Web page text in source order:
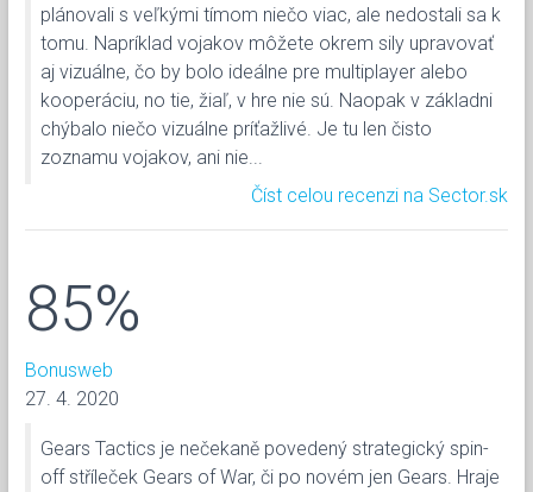
plánovali s veľkými tímom niečo viac, ale nedostali sa k
tomu. Napríklad vojakov môžete okrem sily upravovať
aj vizuálne, čo by bolo ideálne pre multiplayer alebo
kooperáciu, no tie, žiaľ, v hre nie sú. Naopak v základni
chýbalo niečo vizuálne príťažlivé. Je tu len čisto
zoznamu vojakov, ani nie...
Číst celou recenzi na Sector.sk
85%
Bonusweb
27. 4. 2020
Gears Tactics je nečekaně povedený strategický spin-
off stříleček Gears of War, či po novém jen Gears. Hraje